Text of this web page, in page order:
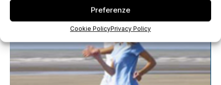
Preferenze
Cookie PolicyPrivacy Policy